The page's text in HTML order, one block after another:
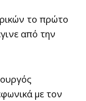
το πρώτο
από την
με τον